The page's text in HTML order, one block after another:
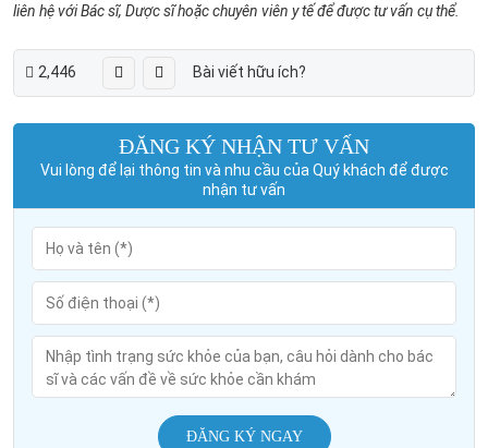
liên hệ với Bác sĩ, Dược sĩ hoặc chuyên viên y tế để được tư vấn cụ thể.
2,446 Bài viết hữu ích?
ĐĂNG KÝ NHẬN TƯ VẤN
Vui lòng để lại thông tin và nhu cầu của Quý khách để được
nhận tư vấn
ĐĂNG KÝ NGAY